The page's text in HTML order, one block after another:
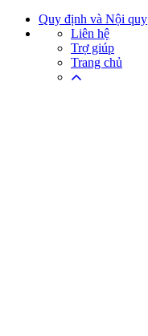
Quy định và Nội quy
Liên hệ
Trợ giúp
Trang chủ